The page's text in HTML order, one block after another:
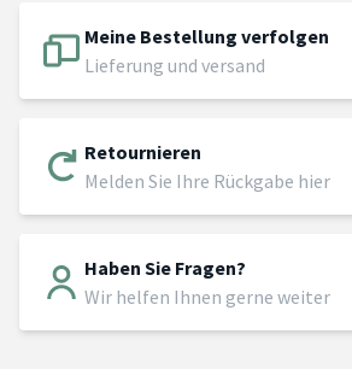
Meine Bestellung verfolgen
Lieferung und versand
Retournieren
Melden Sie Ihre Rückgabe hier
Haben Sie Fragen?
Wir helfen Ihnen gerne weiter